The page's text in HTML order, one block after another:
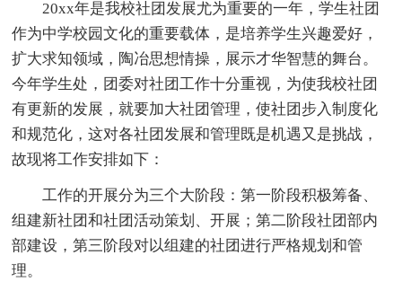
20xx年是我校社团发展尤为重要的一年，学生社团
作为中学校园文化的重要载体，是培养学生兴趣爱好，
扩大求知领域，陶冶思想情操，展示才华智慧的舞台。
今年学生处，团委对社团工作十分重视，为使我校社团
有更新的发展，就要加大社团管理，使社团步入制度化
和规范化，这对各社团发展和管理既是机遇又是挑战，
故现将工作安排如下：
工作的开展分为三个大阶段：第一阶段积极筹备、
组建新社团和社团活动策划、开展；第二阶段社团部内
部建设，第三阶段对以组建的社团进行严格规划和管
理。